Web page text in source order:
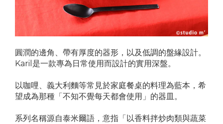
圓潤的邊角、帶有厚度的器形，以及低調的盤緣設計。
Karil是一款專為日常使用而設計的實用深盤。
以咖哩、義大利麵等常見於家庭餐桌的料理為藍本，希
望成為那種「不知不覺每天都會使用」的器皿。
系列名稱源自泰米爾語，意指「以香料拌炒肉類與蔬菜